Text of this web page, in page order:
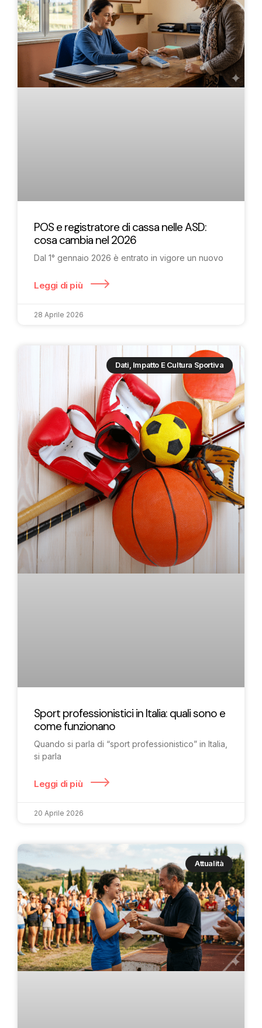
POS e registratore di cassa nelle ASD:
cosa cambia nel 2026
Dal 1° gennaio 2026 è entrato in vigore un nuovo
Leggi di più
28 Aprile 2026
Dati, Impatto E Cultura Sportiva
Sport professionistici in Italia: quali sono e
come funzionano
Quando si parla di “sport professionistico” in Italia,
si parla
Leggi di più
20 Aprile 2026
Attualità